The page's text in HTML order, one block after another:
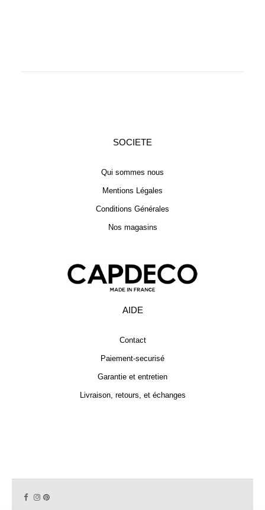
SOCIETE
Qui sommes nous
Mentions Légales
Conditions Générales
Nos magasins
AIDE
Contact
Paiement-securisé
Garantie et entretien
Livraison, retours, et échanges